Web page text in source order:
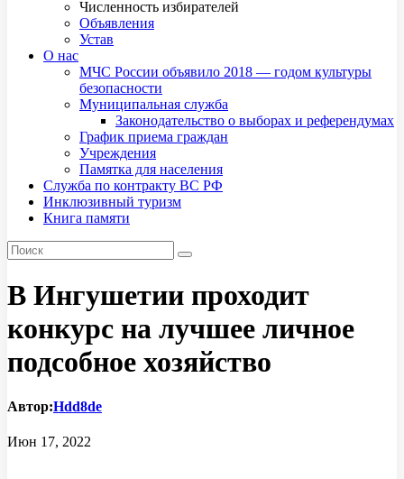
Численность избирателей
Объявления
Устав
О нас
МЧС России объявило 2018 — годом культуры
безопасности
Муниципальная служба
Законодательство о выборах и референдумах
График приема граждан
Учреждения
Памятка для населения
Служба по контракту ВС РФ
Инклюзивный туризм
Книга памяти
В Ингушетии проходит
конкурс на лучшее личное
подсобное хозяйство
Автор:Hdd8de
Июн 17, 2022